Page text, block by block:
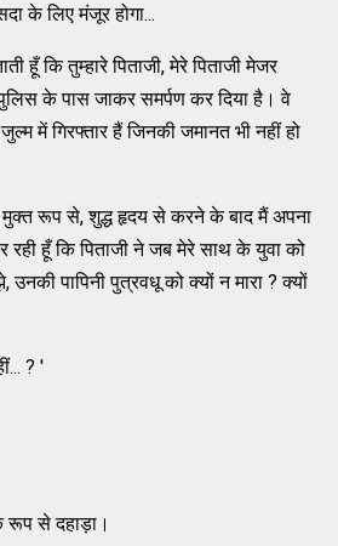
के लिए मंजूर होगा...
हूँ कि तुम्हारे पिताजी, मेरे पिताजी मेजर
के पास जाकर समर्पण कर दिया है। वे
में गिरफ्तार हैं जिनकी जमानत भी नहीं हो
मुक्त रूप से, शुद्ध हृदय से करने के बाद मैं अपना
हूँ कि पिताजी ने जब मेरे साथ के युवा को
पापिनी पुत्रवधू को क्यों न मारा ? क्यों
? '
रूप से दहाड़ा।